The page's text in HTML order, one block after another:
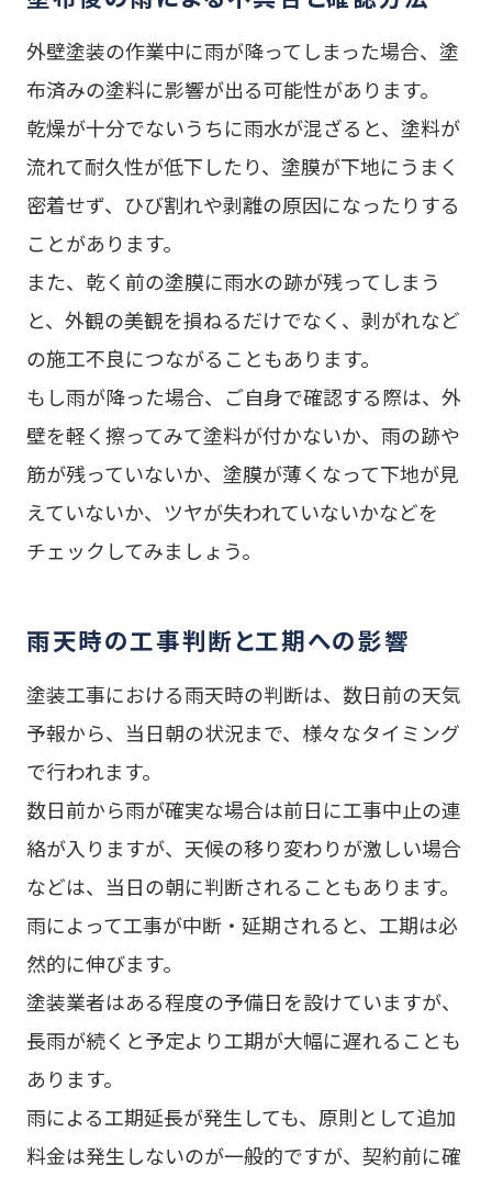
外壁塗装の作業中に雨が降ってしまった場合、塗
布済みの塗料に影響が出る可能性があります。
乾燥が十分でないうちに雨水が混ざると、塗料が
流れて耐久性が低下したり、塗膜が下地にうまく
密着せず、ひび割れや剥離の原因になったりする
ことがあります。
また、乾く前の塗膜に雨水の跡が残ってしまう
と、外観の美観を損ねるだけでなく、剥がれなど
の施工不良につながることもあります。
もし雨が降った場合、ご自身で確認する際は、外
壁を軽く擦ってみて塗料が付かないか、雨の跡や
筋が残っていないか、塗膜が薄くなって下地が見
えていないか、ツヤが失われていないかなどを
チェックしてみましょう。
雨天時の工事判断と工期への影響
塗装工事における雨天時の判断は、数日前の天気
予報から、当日朝の状況まで、様々なタイミング
で行われます。
数日前から雨が確実な場合は前日に工事中止の連
絡が入りますが、天候の移り変わりが激しい場合
などは、当日の朝に判断されることもあります。
雨によって工事が中断・延期されると、工期は必
然的に伸びます。
塗装業者はある程度の予備日を設けていますが、
長雨が続くと予定より工期が大幅に遅れることも
あります。
雨による工期延長が発生しても、原則として追加
料金は発生しないのが一般的ですが、契約前に確